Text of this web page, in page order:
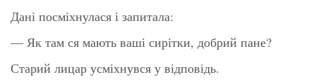
Дані посміхнулася і запитала:
— Як там ся мають ваші сирітки, добрий пане?
Старий лицар усміхнувся у відповідь.